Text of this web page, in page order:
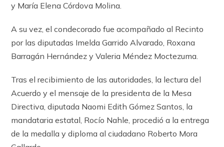
y María Elena Córdova Molina.
A su vez, el condecorado fue acompañado al Recinto
por las diputadas Imelda Garrido Alvarado, Roxana
Barragán Hernández y Valeria Méndez Moctezuma.
Tras el recibimiento de las autoridades, la lectura del
Acuerdo y el mensaje de la presidenta de la Mesa
Directiva, diputada Naomi Edith Gómez Santos, la
mandataria estatal, Rocío Nahle, procedió a la entrega
de la medalla y diploma al ciudadano Roberto Mora